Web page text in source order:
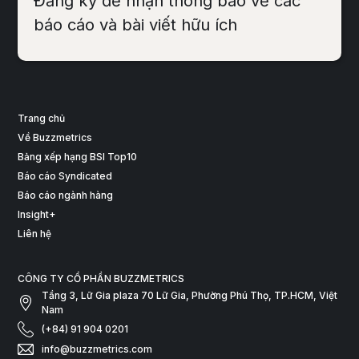
báo cáo và bài viết hữu ích
Trang chủ
Về Buzzmetrics
Bảng xếp hạng BSI Top10
Báo cáo Syndicated
Báo cáo ngành hàng
Insight+
Liên hệ
CÔNG TY CỔ PHẦN BUZZMETRICS
Tầng 3, Lữ Gia plaza 70 Lữ Gia, Phường Phú Thọ, TP.HCM, Việt
Nam
(+84) 91 904 0201
info@buzzmetrics.com